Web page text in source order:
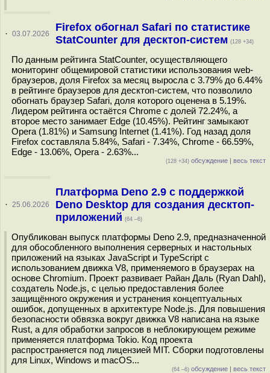
· 03.07.2026
Firefox обогнал Safari по статистике
StatCounter для десктоп-систем (128 +34)
По данным рейтинга StatCounter, осуществляющего
мониторинг общемировой статистики использования web-
браузеров, доля Firefox за месяц выросла с 3.79% до 6.44%
в рейтинге браузеров для десктоп-систем, что позволило
обогнать браузер Safari, доля которого оценена в 5.19%.
Лидером рейтинга остаётся Chrome с долей 72.24%, а
второе место занимает Edge (10.45%). Рейтинг замыкают
Opera (1.81%) и Samsung Internet (1.41%). Год назад доля
Firefox составляла 5.84%, Safari - 7.34%, Chrome - 66.59%,
Edge - 13.06%, Opera - 2.63%...
(128 +34) обсуждение | весь текст
· 25.06.2026
Платформа Deno 2.9 c поддержкой
Deno Desktop для создания десктоп-
приложений (64 –6)
Опубликован выпуск платформы Deno 2.9, предназначенной
для обособленного выполнения серверных и настольных
приложений на языках JavaScript и TypeScript с
использованием движка V8, применяемого в браузерах на
основе Chromium. Проект развивает Райан Даль (Ryan Dahl),
создатель Node.js, с целью предоставления более
защищённого окружения и устранения концептуальных
ошибок, допущенных в архитектуре Node.js. Для повышения
безопасности обвязка вокруг движка V8 написана на языке
Rust, а для обработки запросов в неблокирующем режиме
применяется платформа Tokio. Код проекта
распространяется под лицензией MIT. Сборки подготовлены
для Linux, Windows и macOS...
(64 –6) обсуждение | весь текст